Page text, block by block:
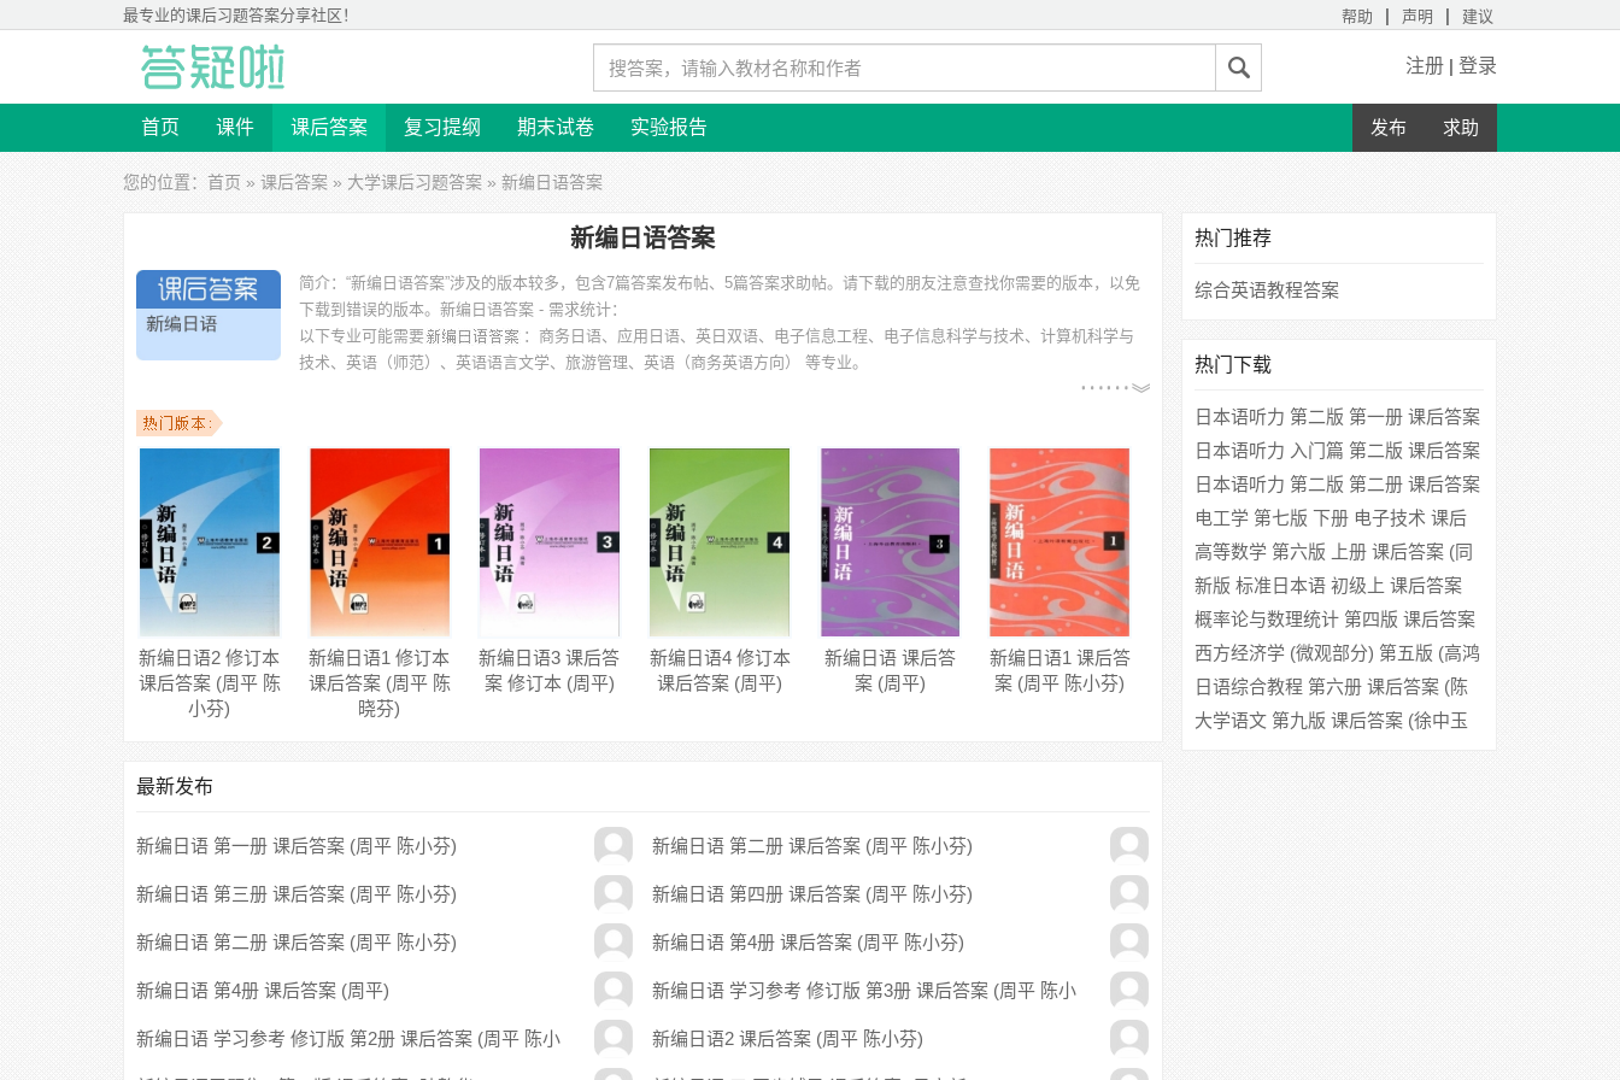
最专业的课后习题答案分享社区！ 帮助 | 声明 | 建议
注册 | 登录
首页 课件 课后答案 复习提纲 期末试卷 实验报告 发布 求助
您的位置： 首页 » 课后答案 » 大学课后习题答案 » 新编日语答案
新编日语答案
简介： “新编日语答案”涉及的版本较多，包含7篇答案发布帖、5篇答案求助帖。请下载的朋友注意查找你需要的版本，以免
下载到错误的版本。 新编日语答案 - 需求统计：
以下专业可能需要
：商务日语、应用日语、英日双语、电子信息工程、电子信息科学与技术、计算机科学与
技术、英语（师范）、英语语言文学、旅游管理、英语（商务英语方向） 等专业。
：上海外国语大学、长江大学、重庆工商大学、上海海事大学、海外国语大学贤达经济人文学院、河北工业大
学、丽水学院、长江大学文理学院、广东培正学院、同济大学 等。
新编日语2 修订本
课后答案 (周平 陈
小芬)
新编日语1 修订本
课后答案 (周平 陈
晓芬)
新编日语3 课后答
案 修订本 (周平)
新编日语4 修订本
课后答案 (周平)
新编日语 课后答
案 (周平)
新编日语1 课后答
案 (周平 陈小芬)
最新发布
新编日语 第一册 课后答案 (周平 陈小芬) 新编日语 第二册 课后答案 (周平 陈小芬)
新编日语 第三册 课后答案 (周平 陈小芬) 新编日语 第四册 课后答案 (周平 陈小芬)
新编日语 第二册 课后答案 (周平 陈小芬) 新编日语 第4册 课后答案 (周平 陈小芬)
新编日语 第4册 课后答案 (周平)
新编日语 学习参考 修订版 第3册 课后答案 (周平 陈小
芬)
新编日语 学习参考 修订版 第2册 课后答案 (周平 陈小
新编日语2 课后答案 (周平 陈小芬)
热门推荐
综合英语教程答案
热门下载
日本语听力 第二版 第一册 课后答案
(徐敏民)
日本语听力 入门篇 第二版 课后答案
(沙秀程)
日本语听力 第二版 第二册 课后答案
(杜勤)
电工学 第七版 下册 电子技术 课后
答案 (秦曾煌)
高等数学 第六版 上册 课后答案 (同
济大学数学系)
新版 标准日本语 初级上 课后答案
概率论与数理统计 第四版 课后答案
(盛骤)
西方经济学 (微观部分) 第五版 (高鸿
业) 课后答案
日语综合教程 第六册 课后答案 (陈
小芬)
大学语文 第九版 课后答案 (徐中玉